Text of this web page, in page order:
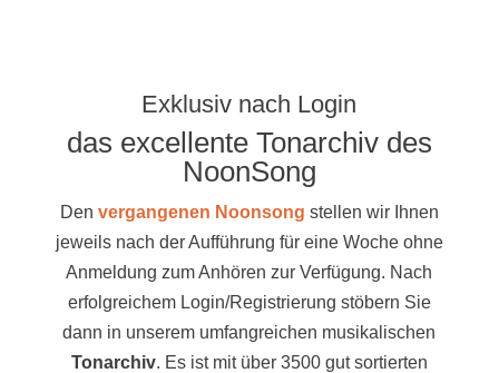
Exklusiv nach Login
das excellente Tonarchiv des
NoonSong
Den vergangenen Noonsong stellen wir Ihnen
jeweils nach der Aufführung für eine Woche ohne
Anmeldung zum Anhören zur Verfügung. Nach
erfolgreichem Login/Registrierung stöbern Sie
dann in unserem umfangreichen musikalischen
Tonarchiv. Es ist mit über 3500 gut sortierten